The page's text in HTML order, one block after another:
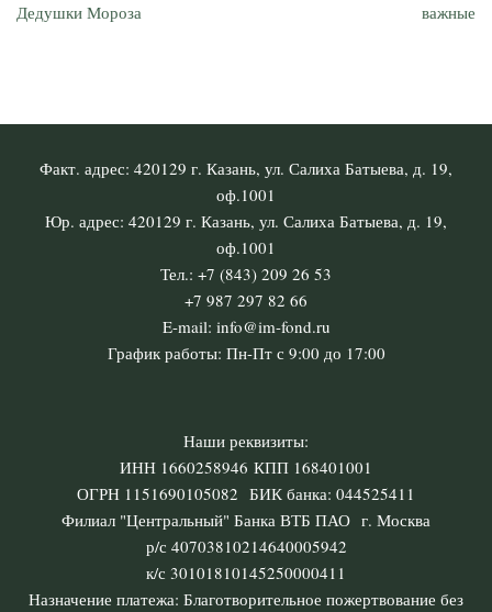
Дедушки Мороза
важные
Факт. адрес: 420129 г. Казань, ул. Салиха Батыева, д. 19,
оф.1001
Юр. адрес: 420129 г. Казань, ул. Салиха Батыева, д. 19,
оф.1001
Тел.: +7 (843) 209 26 53
+7 987 297 82 66
E-mail: info@im-fond.ru
График работы: Пн-Пт с 9:00 до 17:00
Наши реквизиты:
ИНН 1660258946 КПП 168401001
ОГРН 1151690105082 БИК банка: 044525411
Филиал "Центральный" Банка ВТБ ПАО г. Москва
р/с 40703810214640005942
к/с 30101810145250000411
Назначение платежа: Благотворительное пожертвование без